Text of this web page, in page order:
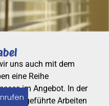
uns auch mit dem
eine Reihe
im Angebot. In der
ausgeführte Arbeiten